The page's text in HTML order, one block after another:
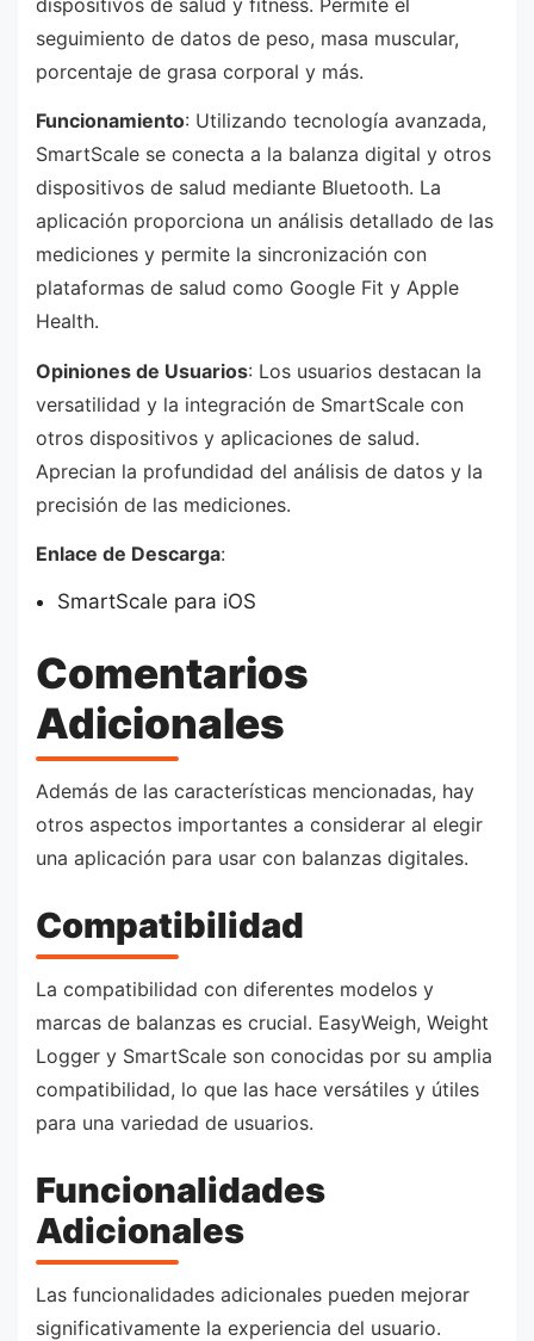
seguimiento de datos de peso, masa muscular,
porcentaje de grasa corporal y más.
Funcionamiento: Utilizando tecnología avanzada,
SmartScale se conecta a la balanza digital y otros
dispositivos de salud mediante Bluetooth. La
aplicación proporciona un análisis detallado de las
mediciones y permite la sincronización con
plataformas de salud como Google Fit y Apple
Health.
Opiniones de Usuarios: Los usuarios destacan la
versatilidad y la integración de SmartScale con
otros dispositivos y aplicaciones de salud.
Aprecian la profundidad del análisis de datos y la
precisión de las mediciones.
Enlace de Descarga:
SmartScale para iOS
Comentarios
Adicionales
Además de las características mencionadas, hay
otros aspectos importantes a considerar al elegir
una aplicación para usar con balanzas digitales.
Compatibilidad
La compatibilidad con diferentes modelos y
marcas de balanzas es crucial. EasyWeigh, Weight
Logger y SmartScale son conocidas por su amplia
compatibilidad, lo que las hace versátiles y útiles
para una variedad de usuarios.
Funcionalidades
Adicionales
Las funcionalidades adicionales pueden mejorar
significativamente la experiencia del usuario.